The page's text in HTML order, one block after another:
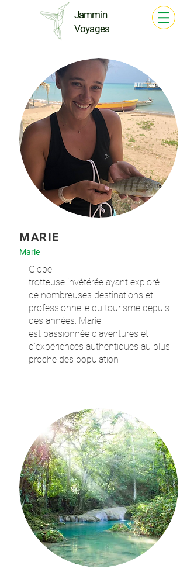
Jammin
Voyages
Globe
trotteuse invétérée ayant exploré
de nombreuses destinations et
professionnelle du tourisme depuis
des années. Marie
est passionnée d'aventures et
d'expériences authentiques au plus
proche des population
Marie
MARIE